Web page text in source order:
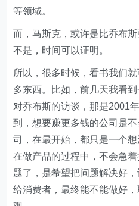
等领域。
而，马斯克，或许是比乔布
不是，时间可以证明。
所以，很多时候，看书我们
多东西。比如，前几天我看
对乔布斯的访谈，那是2001
到，想要赚更多钱的公司是
司，在最开始，都只是一个
在做产品的过程中，不会急
题了，是希望把问题解决好
给消费者，最终能不能做好